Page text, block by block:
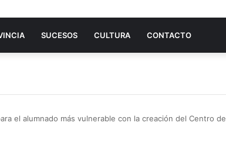
SUCESOS CULTURA CONTACTO
el alumnado más vulnerable con la creación del Centro de